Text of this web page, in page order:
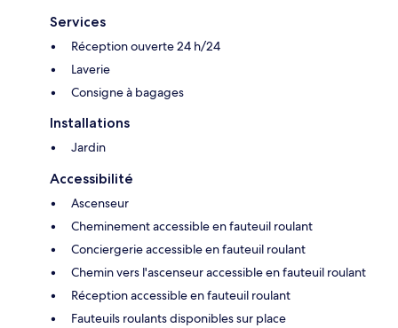
Services
Réception ouverte 24 h/24
Laverie
Consigne à bagages
Installations
Jardin
Accessibilité
Ascenseur
Cheminement accessible en fauteuil roulant
Conciergerie accessible en fauteuil roulant
Chemin vers l'ascenseur accessible en fauteuil roulant
Réception accessible en fauteuil roulant
Fauteuils roulants disponibles sur place